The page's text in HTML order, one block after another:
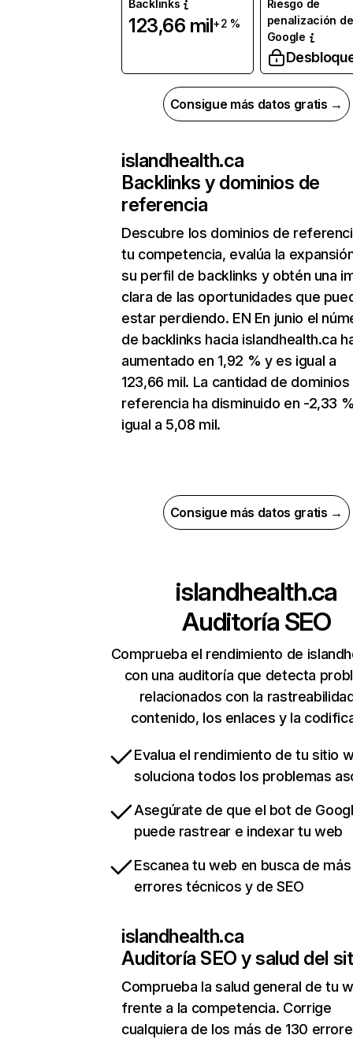
Backlinks
123,66 mil+2 %
Riesgo de
penalización de
Google
Consigue más datos gratis →
islandhealth.ca
Backlinks y dominios de
referencia
Descubre los dominios de
tu competencia, evalúa la
su perfil de backlinks y obtén una
clara de las oportunidades que
estar perdiendo. EN En junio el
de backlinks hacia islandhealth.ca
aumentado en 1,92 % y es igual a
123,66 mil. La cantidad de
referencia ha disminuido en -2,33
igual a 5,08 mil.
Consigue más datos gratis →
islandhealth.ca
Auditoría SEO
Comprueba el rendimiento de
con una auditoría que detecta
relacionados con la
contenido, los enlaces y la
Evalua el rendimiento de tu sitio
soluciona todos los problemas
Asegúrate de que el bot de
puede rastrear e indexar tu web
Escanea tu web en busca de
errores técnicos y de SEO
islandhealth.ca
Auditoría SEO y salud del
Comprueba la salud general de tu
frente a la competencia. Corrige
cualquiera de los más de 130